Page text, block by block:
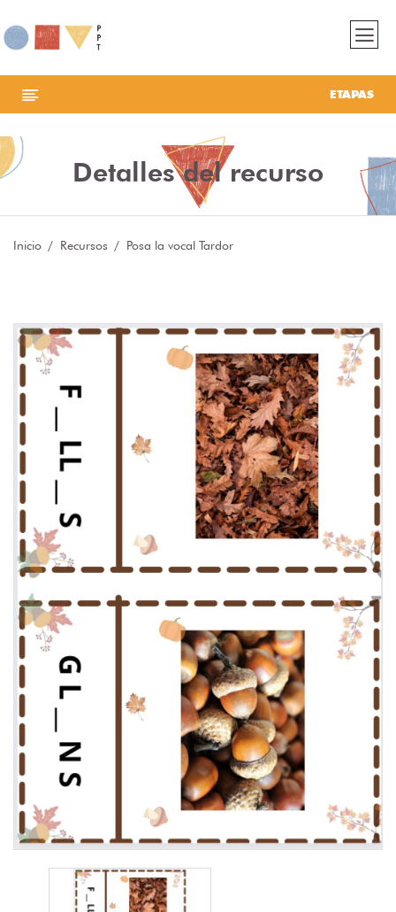
ETAPAS
Detalles del recurso
Inicio Recursos Posa la vocal Tardor